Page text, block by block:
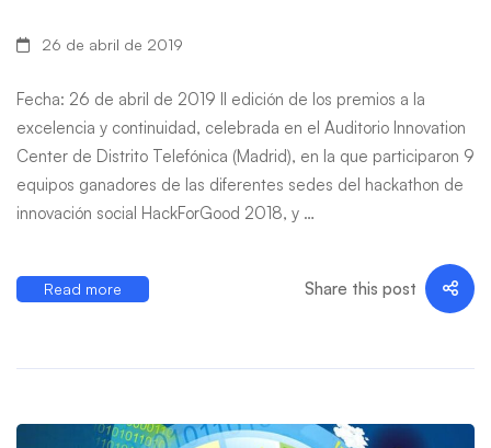
26 de abril de 2019
Fecha: 26 de abril de 2019 II edición de los premios a la
excelencia y continuidad, celebrada en el Auditorio Innovation
Center de Distrito Telefónica (Madrid), en la que participaron 9
equipos ganadores de las diferentes sedes del hackathon de
innovación social HackForGood 2018, y …
Read more Share this post